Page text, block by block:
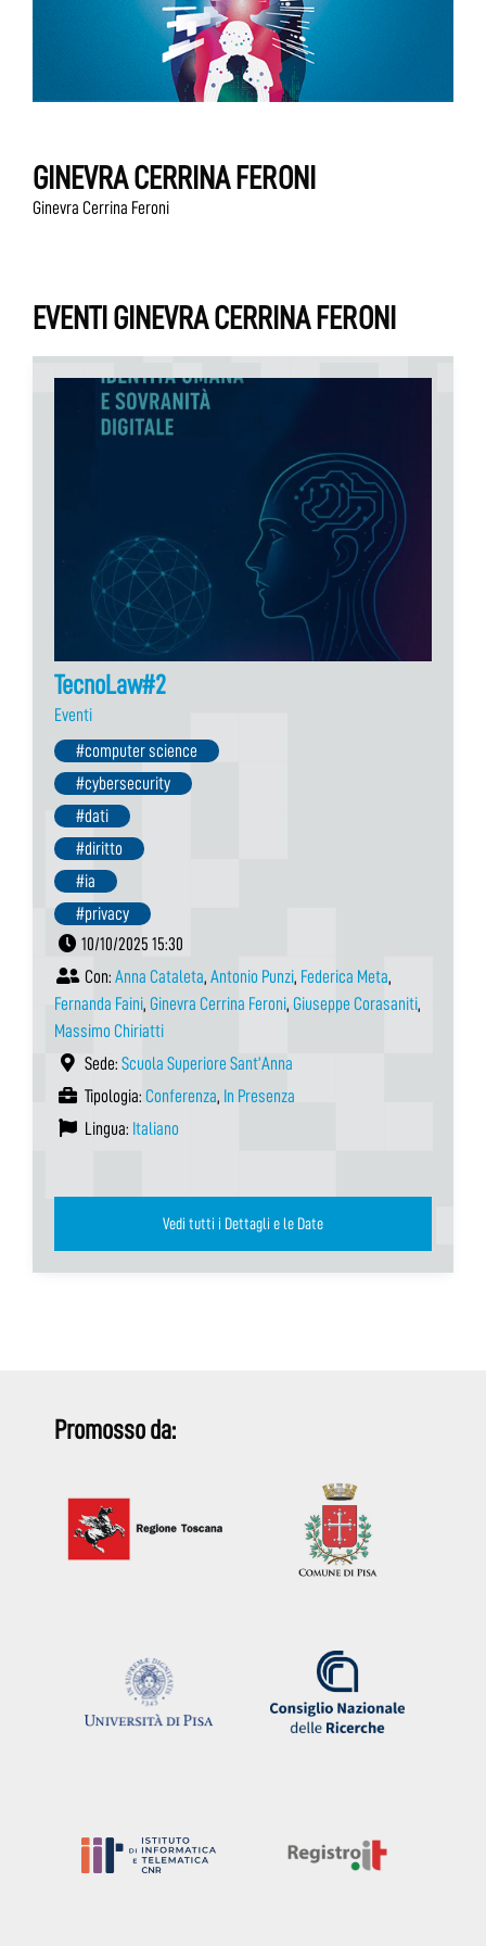
GINEVRA CERRINA FERONI
Ginevra Cerrina Feroni
EVENTI GINEVRA CERRINA FERONI
TecnoLaw#2
Eventi
#computer science
#cybersecurity
#dati
#diritto
#ia
#privacy
10/10/2025 15:30
Con: Anna Cataleta, Antonio Punzi, Federica Meta,
Fernanda Faini, Ginevra Cerrina Feroni, Giuseppe Corasaniti,
Massimo Chiriatti
Sede: Scuola Superiore Sant’Anna
Tipologia: Conferenza, In Presenza
Lingua: Italiano
Vedi tutti i Dettagli e le Date
Promosso da: